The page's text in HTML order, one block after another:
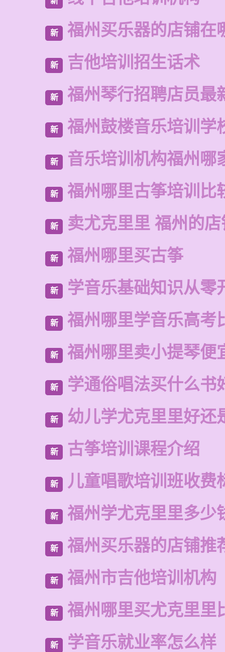
新 福州买乐器的店铺在
新 吉他培训招生话术
新 福州琴行招聘店员最
新 福州鼓楼音乐培训学
新 音乐培训机构福州哪
新 福州哪里古筝培训比
新 卖尤克里里 福州的
新 福州哪里买古筝
新 学音乐基础知识从零
新 福州哪里学音乐高考
新 福州哪里卖小提琴便
新 学通俗唱法买什么书
新 幼儿学尤克里里好还
新 古筝培训课程介绍
新 儿童唱歌培训班收费
新 福州学尤克里里多少
新 福州买乐器的店铺推
新 福州市吉他培训机构
新 福州哪里买尤克里里
新 学音乐就业率怎么样